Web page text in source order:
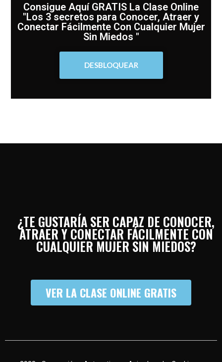
Consigue Aquí GRATIS La Clase Online
"Los 3 secretos para Conocer, Atraer y
Conectar Fácilmente Con Cualquier Mujer
Sin Miedos "
DESBLOQUEAR
¿TE GUSTARÍA SER CAPAZ DE CONOCER,
ATRAER Y CONECTAR FÁCILMENTE CON
CUALQUIER MUJER SIN MIEDOS?
VER LA CLASE ONLINE GRATIS